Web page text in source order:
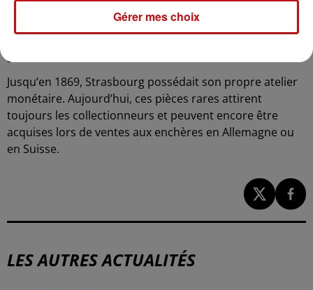
République de Strasbourg, ou encore une monnaie
sous Louis XIV.
Jusqu’en 1869, Strasbourg possédait son propre atelier
monétaire. Aujourd’hui, ces pièces rares attirent
toujours les collectionneurs et peuvent encore être
acquises lors de ventes aux enchères en Allemagne ou
en Suisse.
LES AUTRES ACTUALITÉS
Gérer mes choix